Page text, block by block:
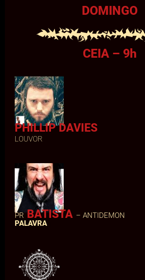
DOMINGO
CEIA – 9h
PHILLIP DAVIES
LOUVOR
PRBATISTA – ANTIDEMON
PALAVRA